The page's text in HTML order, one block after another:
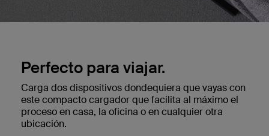
Perfecto para viajar.
Carga dos dispositivos dondequiera que vayas con
este compacto cargador que facilita al máximo el
proceso en casa, la oficina o en cualquier otra
ubicación.